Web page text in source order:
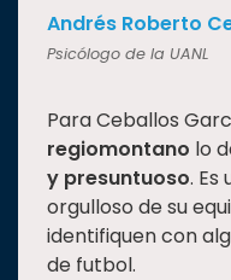
Andrés Roberto
Psicólogo de la UANL
Para Ceballos
regiomontano lo
y presuntuoso. Es
orgulloso de su
identifiquen con
de futbol.